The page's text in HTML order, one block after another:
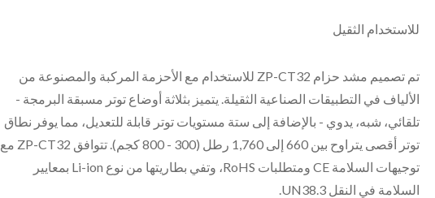
للاستخدام الثقيل
تم تصميم مشد حزام ZP-CT32 للاستخدام مع الأحزمة المركبة والمصنوعة من
الألياف في التطبيقات الصناعية الثقيلة. يتميز بثلاثة أوضاع توتر مسبقة البرمجة -
تلقائي، شبه، يدوي - بالإضافة إلى ستة مستويات توتر قابلة للتعديل، مما يوفر نطاق
توتر أقصى يتراوح بين 660 إلى 1,760 رطل (300 - 800 كجم). تتوافق ZP-CT32 مع
توجيهات السلامة CE ومتطلبات RoHS، وتفي بطاريتها من نوع Li-ion بمعايير
السلامة في النقل UN38.3.
ZP-CT32C الجديد